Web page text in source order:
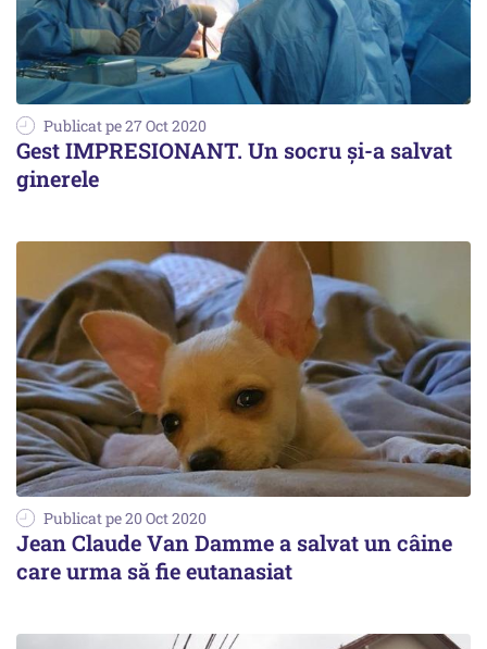
Publicat pe 27 Oct 2020
Gest IMPRESIONANT. Un socru și-a salvat
ginerele
Publicat pe 20 Oct 2020
Jean Claude Van Damme a salvat un câine
care urma să fie eutanasiat